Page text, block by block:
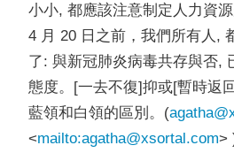
小小, 都應該注意制定人力資
4 月 20 日之前，我們所有人,
了: 與新冠肺炎病毒共存與否,
態度。[一去不復]抑或[暫時返
藍領和白領的區別。(
<mailto:agatha@xsortal.com>